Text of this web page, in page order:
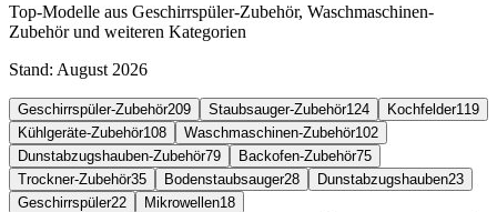
Top-Modelle aus Geschirrspüler-Zubehör, Waschmaschinen-
Zubehör und weiteren Kategorien
Stand: August 2026
Geschirrspüler-Zubehör209 Staubsauger-Zubehör124 Kochfelder119
Kühlgeräte-Zubehör108 Waschmaschinen-Zubehör102
Dunstabzugshauben-Zubehör79 Backofen-Zubehör75
Trockner-Zubehör35 Bodenstaubsauger28 Dunstabzugshauben23
Geschirrspüler22 Mikrowellen18